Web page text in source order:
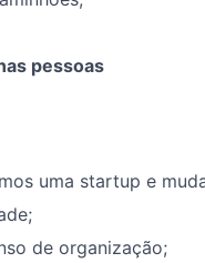
pessoas
uma startup e
de organização;